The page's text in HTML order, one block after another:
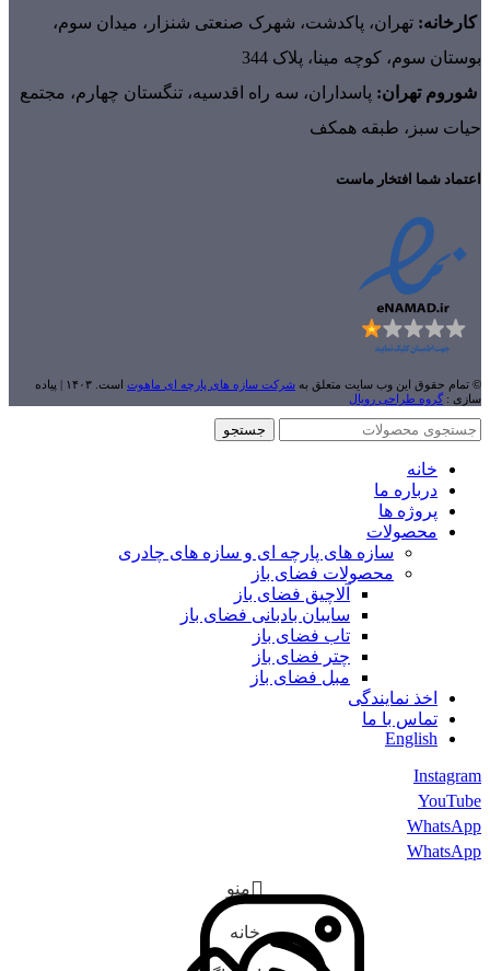
کارخانه: تهران، پاکدشت، شهرک صنعتی شنزار، میدان سوم،
بوستان سوم، کوچه مینا، پلاک 344
شوروم تهران: پاسداران، سه راه اقدسیه، تنگستان چهارم، مجتمع
حیات سبز، طبقه همکف
اعتماد شما افتخار ماست
© تمام حقوق این وب سایت متعلق به شرکت سازه های پارچه ای ماهوت
است. ۱۴۰۳ | پیاده
سازی : گروه طراحی رویال
جستجو
خانه
درباره ما
پروژه ها
محصولات
سازه های پارچه ای و سازه های چادری
محصولات فضای باز
آلاچیق فضای باز
سایبان بادبانی فضای باز
تاب فضای باز
چتر فضای باز
مبل فضای باز
اخذ نمایندگی
تماس با ما
English
Instagram
YouTube
WhatsApp
WhatsApp
منو
خانه